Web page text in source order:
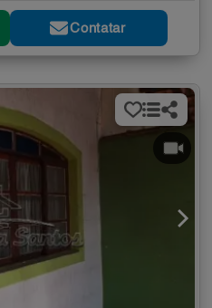
Contatar